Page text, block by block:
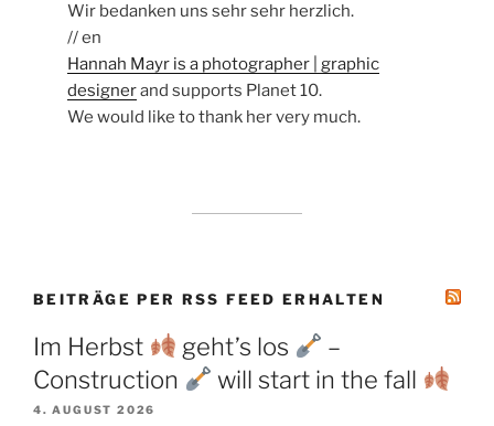
Wir bedanken uns sehr sehr herzlich.
// en
Hannah Mayr is a photographer | graphic
designerand supports Planet 10.
We would like to thank her very much.
BEITRÄGE PER RSS FEED ERHALTEN
Im Herbst geht’s los
–
Construction
will start in the fall
4. AUGUST 2026